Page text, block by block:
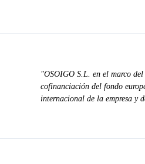
"OSOIGO S.L. en el marco
cofinanciación del fondo
internacional de la empresa y